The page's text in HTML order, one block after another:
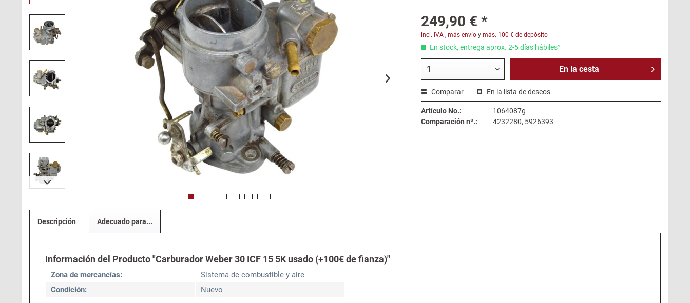
249,90 € *
incl. IVA, más envíoy más. 100 € de depósito
En stock, entrega aprox. 2-5 días hábiles¹
En la cesta
Comparar En la lista de deseos
Artículo No.:
1064087g
Comparación nº.:
4232280, 5926393
Descripción Adecuado para...
Información del Producto "Carburador Weber 30 ICF 15 5K usado (+100€ de fianza)"
Zona de mercancías:
Sistema de combustible y aire
Condición:
Nuevo